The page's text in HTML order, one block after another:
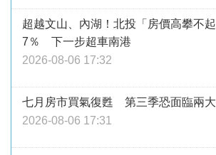
超越文山、內湖！北投「房價高攀不
7％ 下一步超車南港
2026-08-06 17:32
七月房市買氣復甦 第三季恐面臨兩
2026-08-06 17:31